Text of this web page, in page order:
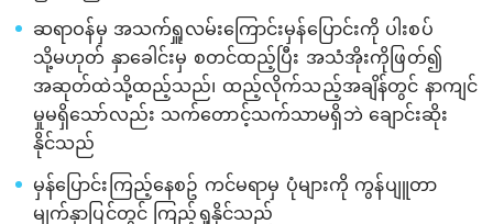
ဆရာဝန်မှ အသက်ရှူလမ်းကြောင်းမှန်ပြောင်းကို ပါးစပ်
သို့မဟုတ် နှာခေါင်းမှ စတင်ထည့်ပြီး အသံအိုးကိုဖြတ်၍
အဆုတ်ထဲသို့ထည့်သည်၊ ထည့်လိုက်သည့်အချိန်တွင် နာကျင်
မှုမရှိသော်လည်း သက်တောင့်သက်သာမရှိဘဲ ချောင်းဆိုး
နိုင်သည်
မှန်ပြောင်းကြည့်နေစဥ် ကင်မရာမှ ပုံများကို ကွန်ပျူတာ
မျက်နှာပြင်တွင် ကြည့်ရှုနိုင်သည်